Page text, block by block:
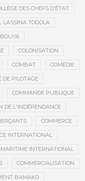
DES CHEFS D’ÉTAT
LASSINA TOGOLA
COLONISATION
COMBAT COMÉDIE
DE PILOTAGE
COMMANDE PUBLIQUE
DE L'INDÉPENDANCE
COMMERCE
INTERNATIONAL
MARITIME INTERNATIONAL
COMMERCIALISATION
BAMAKO